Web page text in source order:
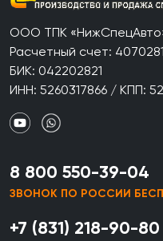
ООО ТПК
Расчетный счет:
БИК: 042202821
ИНН: 5260317866 / КПП:
8 800 550-39-04
ЗВОНОК ПО РОССИИ
+7 (831) 218-90-80